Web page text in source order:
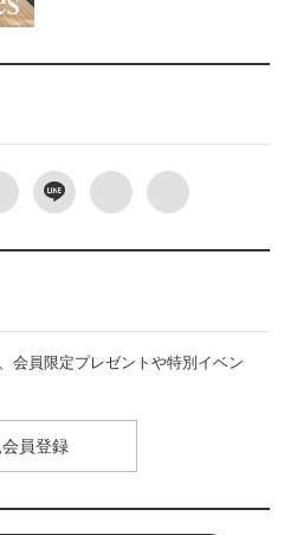
会員限定プレゼントや特別イベン
員登録